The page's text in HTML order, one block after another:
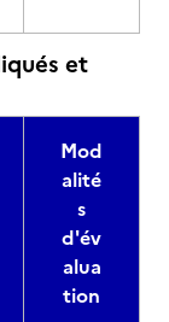
et
Mod
alité
s
d'év
alua
tion